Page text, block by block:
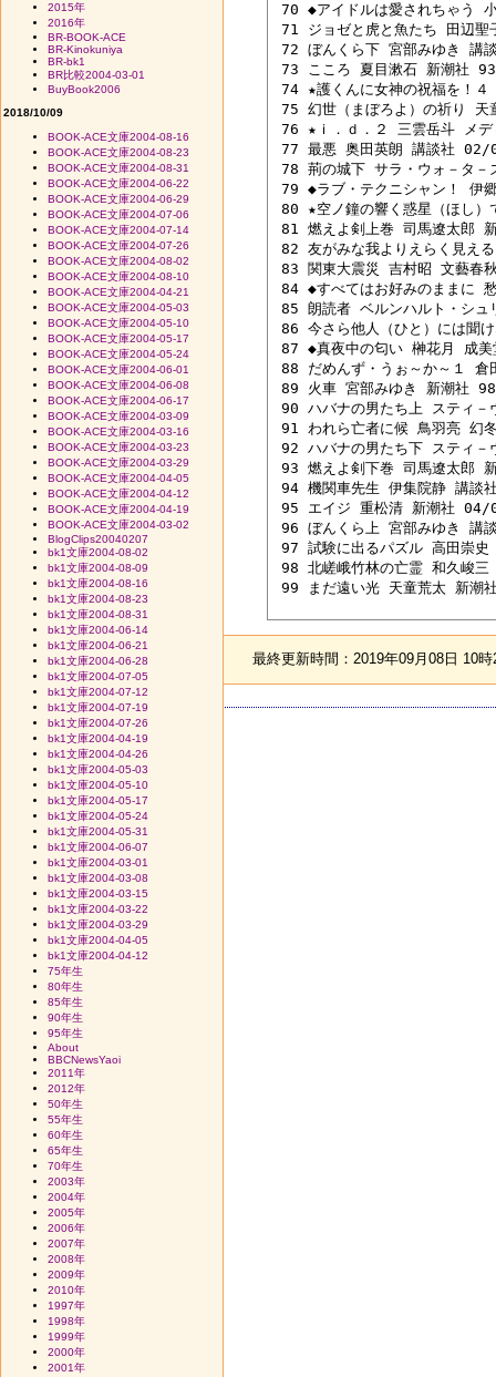
70 ◆アイドルは愛されちゃう
71 ジョゼと虎と魚たち 田辺
72 ぼんくら下 宮部みゆき
73 こころ 夏目漱石 新潮社
74 ★護くんに女神の祝福を！
75 幻世（まぼろよ）の祈り
76 ★ｉ．ｄ．２ 三雲岳斗 メ
77 最悪 奥田英朗 講談社
78 荊の城下 サラ・ウォ－タ
79 ◆ラブ・テクニシャン！
80 ★空ノ鐘の響く惑星（ほし
81 燃えよ剣上巻 司馬遼太郎
82 友がみな我よりえらく見
83 関東大震災 吉村昭 文藝
84 ◆すべてはお好みのままに
85 朗読者 ベルンハルト・シ
86 今さら他人（ひと）には聞
87 ◆真夜中の匂い 榊花月 成
88 だめんず・うぉ～か～１
89 火車 宮部みゆき 新潮社
90 ハバナの男たち上 スティ
91 われら亡者に候 鳥羽亮
92 ハバナの男たち下 スティ
93 燃えよ剣下巻 司馬遼太郎
94 機関車先生 伊集院静 講
95 エイジ 重松清 新潮社
96 ぼんくら上 宮部みゆき
97 試験に出るパズル 高田崇
98 北嵯峨竹林の亡霊 和久峻
99 まだ遠い光 天童荒太 新
最終更新時間：2019年09月08日 10
2015年
2016年
BR-BOOK-ACE
BR-Kinokuniya
BR-bk1
BR比較2004-03-01
BuyBook2006
2018/10/09
BOOK-ACE文庫2004-08-16
BOOK-ACE文庫2004-08-23
BOOK-ACE文庫2004-08-31
BOOK-ACE文庫2004-06-22
BOOK-ACE文庫2004-06-29
BOOK-ACE文庫2004-07-06
BOOK-ACE文庫2004-07-14
BOOK-ACE文庫2004-07-26
BOOK-ACE文庫2004-08-02
BOOK-ACE文庫2004-08-10
BOOK-ACE文庫2004-04-21
BOOK-ACE文庫2004-05-03
BOOK-ACE文庫2004-05-10
BOOK-ACE文庫2004-05-17
BOOK-ACE文庫2004-05-24
BOOK-ACE文庫2004-06-01
BOOK-ACE文庫2004-06-08
BOOK-ACE文庫2004-06-17
BOOK-ACE文庫2004-03-09
BOOK-ACE文庫2004-03-16
BOOK-ACE文庫2004-03-23
BOOK-ACE文庫2004-03-29
BOOK-ACE文庫2004-04-05
BOOK-ACE文庫2004-04-12
BOOK-ACE文庫2004-04-19
BOOK-ACE文庫2004-03-02
BlogClips20040207
bk1文庫2004-08-02
bk1文庫2004-08-09
bk1文庫2004-08-16
bk1文庫2004-08-23
bk1文庫2004-08-31
bk1文庫2004-06-14
bk1文庫2004-06-21
bk1文庫2004-06-28
bk1文庫2004-07-05
bk1文庫2004-07-12
bk1文庫2004-07-19
bk1文庫2004-07-26
bk1文庫2004-04-19
bk1文庫2004-04-26
bk1文庫2004-05-03
bk1文庫2004-05-10
bk1文庫2004-05-17
bk1文庫2004-05-24
bk1文庫2004-05-31
bk1文庫2004-06-07
bk1文庫2004-03-01
bk1文庫2004-03-08
bk1文庫2004-03-15
bk1文庫2004-03-22
bk1文庫2004-03-29
bk1文庫2004-04-05
bk1文庫2004-04-12
75年生
80年生
85年生
90年生
95年生
About
BBCNewsYaoi
2011年
2012年
50年生
55年生
60年生
65年生
70年生
2003年
2004年
2005年
2006年
2007年
2008年
2009年
2010年
1997年
1998年
1999年
2000年
2001年